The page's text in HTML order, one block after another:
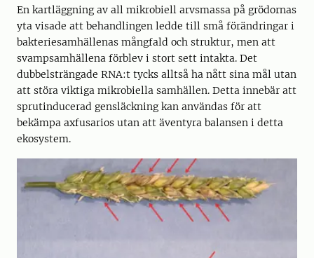
En kartläggning av all mikrobiell arvsmassa på grödornas
yta visade att behandlingen ledde till små förändringar i
bakteriesamhällenas mångfald och struktur, men att
svampsamhällena förblev i stort sett intakta. Det
dubbelsträngade RNA:t tycks alltså ha nått sina mål utan
att störa viktiga mikrobiella samhällen. Detta innebär att
sprutinducerad gensläckning kan användas för att
bekämpa axfusarios utan att äventyra balansen i detta
ekosystem.